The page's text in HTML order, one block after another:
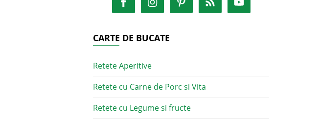
CARTE DE BUCATE
Retete Aperitive
Retete cu Carne de Porc si Vita
Retete cu Legume si fructe